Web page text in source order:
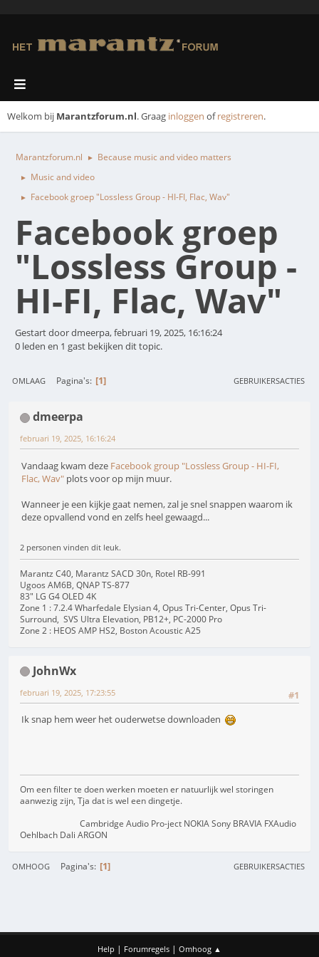
Welkom bij Marantzforum.nl. Graag inloggen ofregistreren.
Marantzforum.nl ► Because music and video matters
► Music and video
► Facebook groep "Lossless Group - HI-FI, Flac, Wav"
Facebook groep
"Lossless Group -
HI-FI, Flac, Wav"
Gestart door dmeerpa, februari 19, 2025, 16:16:24
0 leden en 1 gast bekijken dit topic.
OMLAAG Pagina's 1 GEBRUIKERSACTIES
dmeerpa
februari 19, 2025, 16:16:24
Vandaag kwam deze Facebook group "Lossless Group - HI-FI,
Flac, Wav" plots voor op mijn muur.
Wanneer je een kijkje gaat nemen, zal je snel snappen waarom ik
deze opvallend vond en zelfs heel gewaagd...
2 personen vinden dit leuk.
Marantz C40, Marantz SACD 30n, Rotel RB-991
Ugoos AM6B, QNAP TS-877
83" LG G4 OLED 4K
Zone 1 : 7.2.4 Wharfedale Elysian 4, Opus Tri-Center, Opus Tri-
Surround, SVS Ultra Elevation, PB12+, PC-2000 Pro
Zone 2 : HEOS AMP HS2, Boston Acoustic A25
JohnWx
#1
februari 19, 2025, 17:23:55
Ik snap hem weer het ouderwetse downloaden
Om een filter te doen werken moeten er natuurlijk wel storingen
aanwezig zijn, Tja dat is wel een dingetje.
Cambridge Audio Pro-ject NOKIA Sony BRAVIA FXAudio
Oehlbach Dali ARGON
OMHOOG Pagina's 1 GEBRUIKERSACTIES
Help | Forumregels | Omhoog ▲